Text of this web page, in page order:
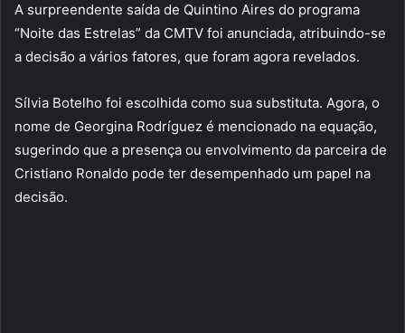
A surpreendente saída de Quintino Aires do programa
“Noite das Estrelas” da CMTV foi anunciada, atribuindo-se
a decisão a vários fatores, que foram agora revelados.
Sílvia Botelho foi escolhida como sua substituta. Agora, o
nome de Georgina Rodríguez é mencionado na equação,
sugerindo que a presença ou envolvimento da parceira de
Cristiano Ronaldo pode ter desempenhado um papel na
decisão.